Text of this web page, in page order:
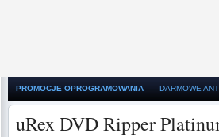
PROMOCJE OPROGRAMOWANIA DARMOWE
uRex DVD Ripper